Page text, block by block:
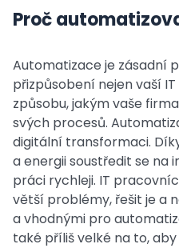
Proč
Automatizace je zásadní
přizpůsobení nejen vaší
způsobu, jakým vaše
svých procesů.
digitální transformaci.
a energii soustředit se na
práci rychleji. IT
větší problémy, řešit je a
a vhodnými pro
také příliš velké na to,